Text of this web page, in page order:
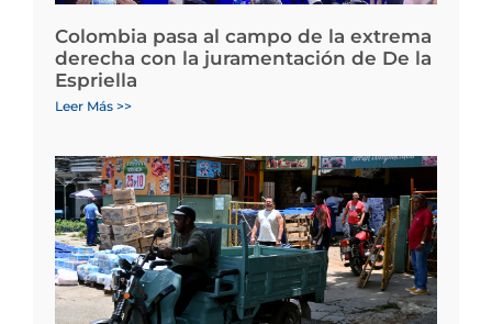
Colombia pasa al campo de la extrema
derecha con la juramentación de De la
Espriella
Leer Más >>